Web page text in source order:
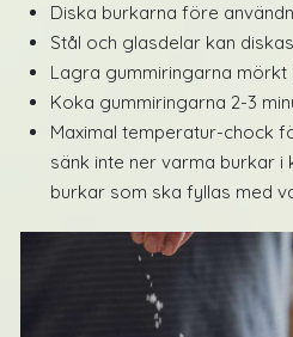
Diska burkarna före
Stål och glasdelar kan
Lagra gummiringarna
Koka gummiringarna 2-3
Maximal temperatur-chock
sänk inte ner varma burkar
burkar som ska fyllas med